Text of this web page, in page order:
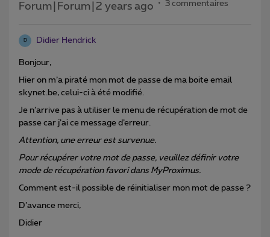
Forum|Forum|2 years ago 3 commentaires
D Didier Hendrick
Bonjour,
Hier on m’a piraté mon mot de passe de ma boite email
skynet.be, celui-ci à été modifié.
Je n’arrive pas à utiliser le menu de récupération de mot de
passe car j’ai ce message d’erreur.
Attention, une erreur est survenue.
Pour récupérer votre mot de passe, veuillez définir votre
mode de récupération favori dans MyProximus.
Comment est-il possible de réinitialiser mon mot de passe ?
D’avance merci,
Didier